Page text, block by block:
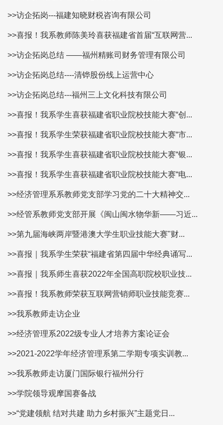
>>访企拓岗---福建知晓财税咨询有限公司
>>喜报！我系教师陈美玲喜获福建省首届“互联网营...
>>访企拓岗总结 ——福州精账司财务管理有限公司
>>访企拓岗总结----清铧股份线上运营中心
>>访企拓岗总结---福州三上文化科技有限公司
>>喜报！我系学生喜获福建省职业院校技能大赛“创...
>>喜报！我系学生荣获福建省职业院校技能大赛“市...
>>喜报！我系学生喜获福建省职业院校技能大赛“银...
>>喜报！我系学生喜获福建省职业院校技能大赛“电...
>>经济管理系系教师党支部学习党的二十大精神交...
>>经管系教师党支部开展《闽山闽水物华新——习近...
>>第九届海峡两岸暨港澳大学生职业技能大赛"财...
>>喜报｜我系学生荣获“福建省第四届中华经典诵写...
>>喜报｜我系师生喜获2022年全国高职院校职业技...
>>喜报！我系教师荣获互联网营销师职业技能竞赛...
>>我系教师走访企业
>>经济管理系2022级专业人才培养方案论证会
>>2021-2022学年经济管理系第二学期专项实训教...
>>我系教师走访厦门国际银行福州分行
>>学院领导观摩国赛备战
>>“党建领航 结对共建 助力乡村振兴”主题党日...